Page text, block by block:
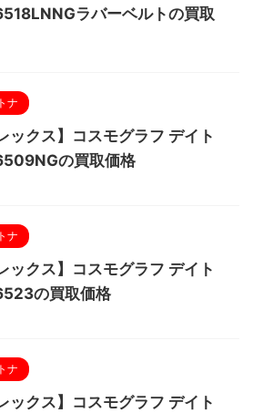
ラバーベルトの買取
ナ
ックス】コスモグラフ デイト
の買取価格
ナ
ックス】コスモグラフ デイト
の買取価格
ナ
ックス】コスモグラフ デイト